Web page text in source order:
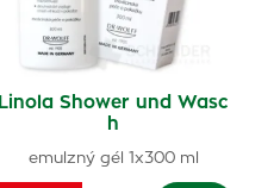
Linola Shower und Wasc
h
emulzný gél 1x300 ml